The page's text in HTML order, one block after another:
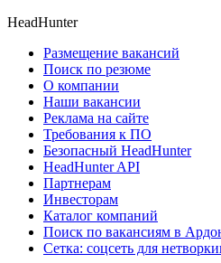
HeadHunter
Размещение вакансий
Поиск по резюме
О компании
Наши вакансии
Реклама на сайте
Требования к ПО
Безопасный HeadHunter
HeadHunter API
Партнерам
Инвесторам
Каталог компаний
Поиск по вакансиям в
Сетка: соцсеть для